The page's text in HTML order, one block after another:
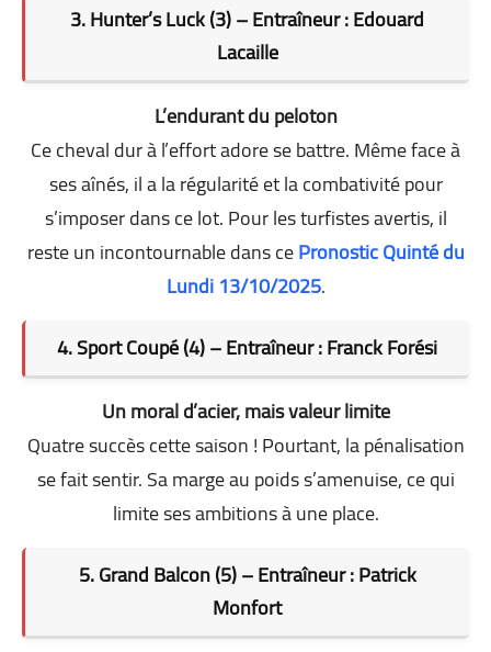
3. Hunter’s Luck (3) – Entraîneur : Edouard
Lacaille
L’endurant du peloton
Ce cheval dur à l’effort adore se battre. Même face à
ses aînés, il a la régularité et la combativité pour
s’imposer dans ce lot. Pour les turfistes avertis, il
reste un incontournable dans cePronostic Quinté du
Lundi 13/10/2025.
4. Sport Coupé (4) – Entraîneur : Franck Forési
Un moral d’acier, mais valeur limite
Quatre succès cette saison ! Pourtant, la pénalisation
se fait sentir. Sa marge au poids s’amenuise, ce qui
limite ses ambitions à une place.
5. Grand Balcon (5) – Entraîneur : Patrick
Monfort